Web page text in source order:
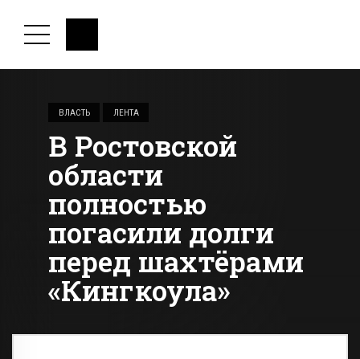
ВЛАСТЬ ЛЕНТА
В Ростовской
области
полностью
погасили долги
перед шахтёрами
«Кингкоула»